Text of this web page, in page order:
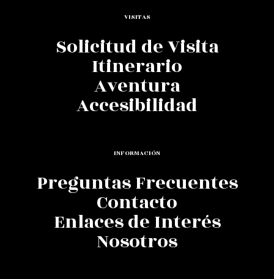
VISITAS
Solicitud de Visita
Itinerario
Aventura
Accesibilidad
INFORMACIÓN
Preguntas Frecuentes
Contacto
Enlaces de Interés
Nosotros